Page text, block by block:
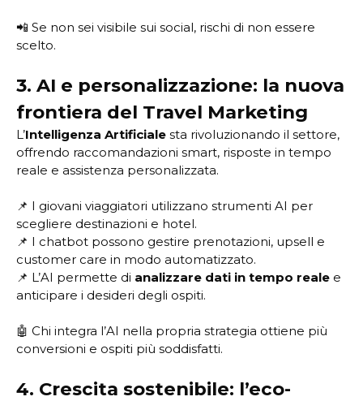
📲 Se non sei visibile sui social, rischi di non essere
scelto.
3. AI e personalizzazione: la nuova
frontiera del Travel Marketing
L’Intelligenza Artificiale sta rivoluzionando il settore,
offrendo raccomandazioni smart, risposte in tempo
reale e assistenza personalizzata.
📌 I giovani viaggiatori utilizzano strumenti AI per
scegliere destinazioni e hotel.
📌 I chatbot possono gestire prenotazioni, upsell e
customer care in modo automatizzato.
📌 L’AI permette di analizzare dati in tempo reale e
anticipare i desideri degli ospiti.
🤖 Chi integra l’AI nella propria strategia ottiene più
conversioni e ospiti più soddisfatti.
4. Crescita sostenibile: l’eco-